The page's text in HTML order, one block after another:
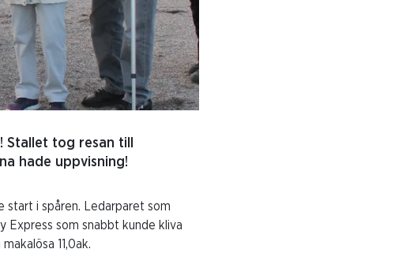
tog resan till
hade uppvisning!
start i spåren. Ledarparet som
Express som snabbt kunde kliva
11,0ak.